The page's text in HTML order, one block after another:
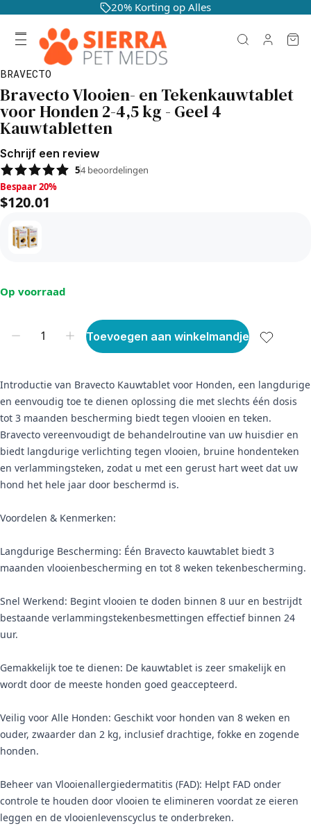
20% Korting op Alles
BRAVECTO
Bravecto Vlooien- en Tekenkauwtablet
voor Honden 2-4,5 kg - Geel 4
Kauwtabletten
Schrijf een review
54 beoordelingen
Bespaar 20%, $120.01
Bespaar 20%
$120.01
Op voorraad
Toevoegen aan winkelmandje
Introductie van Bravecto Kauwtablet voor Honden, een langdurige
en eenvoudig toe te dienen oplossing die met slechts één dosis
tot 3 maanden bescherming biedt tegen vlooien en teken.
Bravecto vereenvoudigt de behandelroutine van uw huisdier en
biedt langdurige verlichting tegen vlooien, bruine hondenteken
en verlammingsteken, zodat u met een gerust hart weet dat uw
hond het hele jaar door beschermd is.
Voordelen & Kenmerken:
Langdurige Bescherming: Één Bravecto kauwtablet biedt 3
maanden vlooienbescherming en tot 8 weken tekenbescherming.
Snel Werkend: Begint vlooien te doden binnen 8 uur en bestrijdt
bestaande verlammingstekenbesmettingen effectief binnen 24
uur.
Gemakkelijk toe te dienen: De kauwtablet is zeer smakelijk en
wordt door de meeste honden goed geaccepteerd.
Veilig voor Alle Honden: Geschikt voor honden van 8 weken en
ouder, zwaarder dan 2 kg, inclusief drachtige, fokke en zogende
honden.
Beheer van Vlooienallergiedermatitis (FAD): Helpt FAD onder
controle te houden door vlooien te elimineren voordat ze eieren
leggen en de vlooienlevenscyclus te onderbreken.